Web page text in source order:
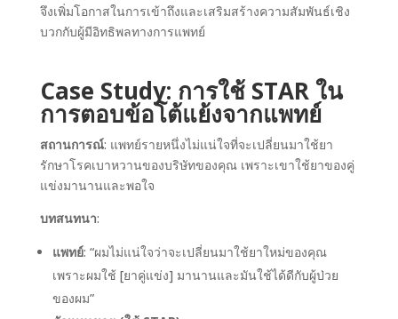
จึงเพิ่มโอกาสในการเข้าถึงและเสริมสร้างความสัมพันธ์เชิง
บวกกับผู้มีอิทธิพลทางการแพทย์
Case Study: การใช้ STAR ใน
การตอบข้อโต้แย้งจากแพทย์
สถานการณ์: แพทย์รายหนึ่งไม่แน่ใจที่จะเปลี่ยนมาใช้ยา
รักษาโรคเบาหวานของบริษัทของคุณ เพราะเขาใช้ยาของคู่
แข่งมานานและพอใจ
บทสนทนา:
แพทย์: “ผมไม่แน่ใจว่าจะเปลี่ยนมาใช้ยาใหม่ของคุณ
เพราะผมใช้ [ยาคู่แข่ง] มานานและมันใช้ได้ดีกับผู้ป่วย
ของผม”